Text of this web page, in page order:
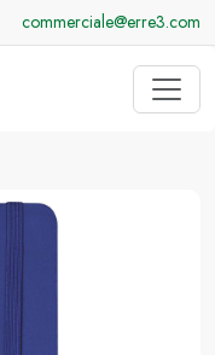
commerciale@erre3.com